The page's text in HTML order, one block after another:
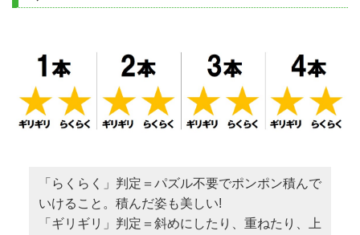
「らくらく」判定＝パズル不要でポンポン積んで
いけること。積んだ姿も美しい!
「ギリギリ」判定＝斜めにしたり、重ねたり、上